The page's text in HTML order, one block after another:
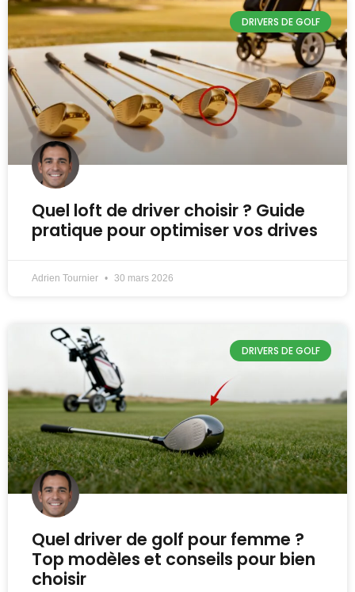
DRIVERS DE GOLF
Quel loft de driver choisir ? Guide
pratique pour optimiser vos drives
Adrien Tournier 30 mars 2026
DRIVERS DE GOLF
Quel driver de golf pour femme ?
Top modèles et conseils pour bien
choisir